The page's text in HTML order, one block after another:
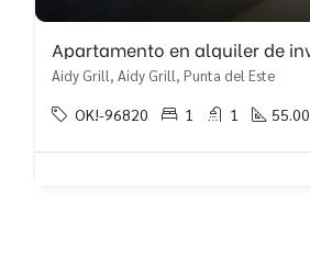
Aidy Grill, Aidy Grill, Punta del Este
OK!-96820 1 1 55.00